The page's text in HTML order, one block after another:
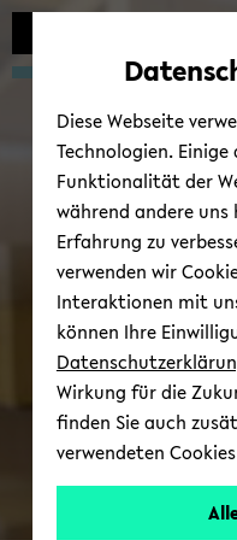
Diese Webseite
Technologien.
Funktionalität der
während andere uns
Erfahrung zu
verwenden wir
Interaktionen mit
können Ihre
Wirkung für die
finden Sie auch
verwendeten